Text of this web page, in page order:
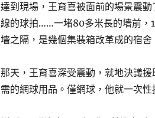
達到現場，王育喜被面前的場景震
線的球拍……一堵80多米長的墻前，
墻之隔，是幾個集裝箱改革成的宿
那天，王育喜深受震動，就地決議
需的網球用品。僅網球，他就一次